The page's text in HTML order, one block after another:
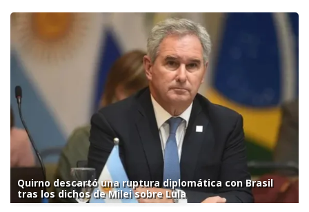
Quirno descartó una ruptura diplomática con Brasil
tras los dichos de Milei sobre Lula